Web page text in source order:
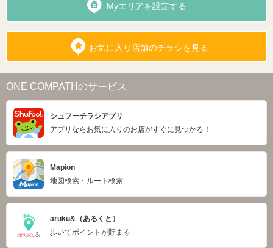
Myエリアを設定する
お気に入り店舗のチラシを見る
ONE COMPATHのサービス
シュフーチラシアプリ
アプリならお気に入りのお店がすぐに見つかる！
Mapion
地図検索・ルート検索
aruku&（あるくと）
歩いてポイントが貯まる